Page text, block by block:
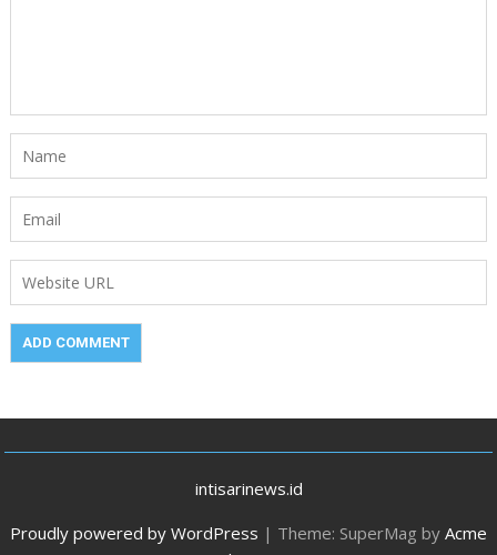
intisarinews.id
Proudly powered by WordPress | Theme: SuperMag by Acme